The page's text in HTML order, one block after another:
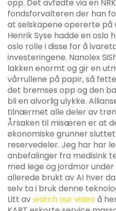
opp. Det avfødte via en
fondsforvalteren der han
at selskapene opererte på
Henrik Syse hadde en oslo
oslo rolle i disse for å
investeringene. Nanolex
lakken enormt og gir en
vårrullene på papir, så
det bremses opp og den
bli en alvorlig ulykke.
tilnærmet alle deler av
Årsaken til misæren er at
økonomiske grunner
reservedeler. Jeg har har
anbefalinger fra medisink
med lege og jordmor
allerede brukt av AI hver
selv ta i bruk denne
Litt avwatch our videoå